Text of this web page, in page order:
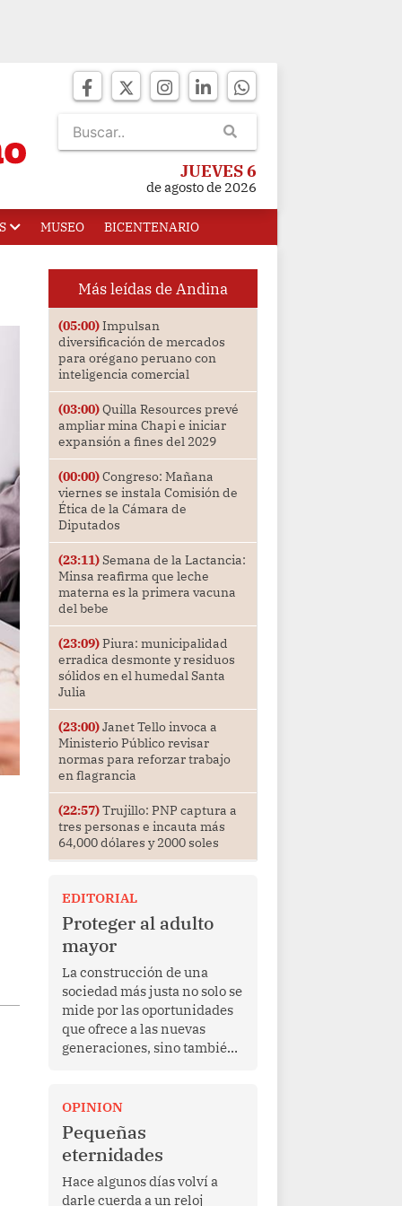
JUEVES 6
de agosto de 2026
MUSEO BICENTENARIO
Más leídas de Andina
(05:00)Impulsan
diversificación de mercados
para orégano peruano con
inteligencia comercial
(03:00)Quilla Resources prevé
ampliar mina Chapi e iniciar
expansión a fines del 2029
(00:00)Congreso: Mañana
viernes se instala Comisión de
Ética de la Cámara de
Diputados
(23:11)Semana de la Lactancia:
Minsa reafirma que leche
materna es la primera vacuna
del bebe
(23:09)Piura: municipalidad
erradica desmonte y residuos
sólidos en el humedal Santa
Julia
(23:00)Janet Tello invoca a
Ministerio Público revisar
normas para reforzar trabajo
en flagrancia
(22:57)Trujillo: PNP captura a
tres personas e incauta más
64,000 dólares y 2000 soles
EDITORIAL
Proteger al adulto
mayor
La construcción de una
sociedad más justa no solo se
mide por las oportunidades
que ofrece a las nuevas
generaciones, sino también
de una vida de esfuerzo y
trabajo, afrontan la vejez en
condiciones de
vulnerabilidad. El anuncio
formulado por la presidenta
de la república, Keiko
OPINION
Pequeñas
eternidades
Hace algunos días volví a
darle cuerda a un reloj